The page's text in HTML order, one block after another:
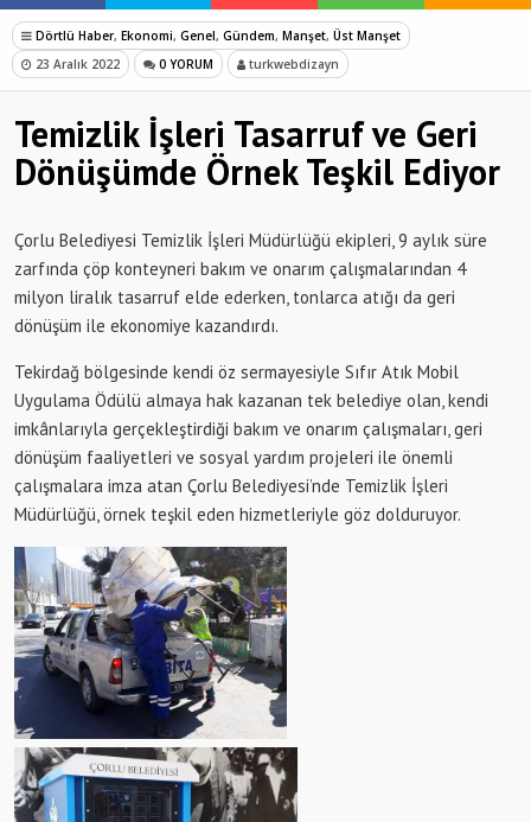
Dörtlü Haber, Ekonomi, Genel, Gündem, Manşet, Üst Manşet
23 Aralık 2022
0 YORUM turkwebdizayn
Temizlik İşleri Tasarruf ve Geri
Dönüşümde Örnek Teşkil Ediyor
Çorlu Belediyesi Temizlik İşleri Müdürlüğü ekipleri, 9 aylık süre
zarfında çöp konteyneri bakım ve onarım çalışmalarından 4
milyon liralık tasarruf elde ederken, tonlarca atığı da geri
dönüşüm ile ekonomiye kazandırdı.
Tekirdağ bölgesinde kendi öz sermayesiyle Sıfır Atık Mobil
Uygulama Ödülü almaya hak kazanan tek belediye olan, kendi
imkânlarıyla gerçekleştirdiği bakım ve onarım çalışmaları, geri
dönüşüm faaliyetleri ve sosyal yardım projeleri ile önemli
çalışmalara imza atan Çorlu Belediyesi’nde Temizlik İşleri
Müdürlüğü, örnek teşkil eden hizmetleriyle göz dolduruyor.